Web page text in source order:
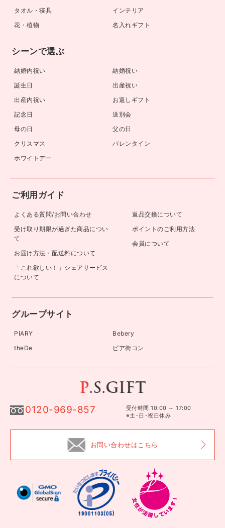
タオル・寝具
インテリア
花・植物
名入れギフト
シーンで選ぶ
結婚内祝い
結婚祝い
誕生日
出産祝い
出産内祝い
お返しギフト
記念日
送別会
母の日
父の日
クリスマス
バレンタイン
ホワイトデー
ご利用ガイド
よくある質問/お問い合わせ
受け取り期限が過ぎた商品につい
て
お届け方法・配送料について
「これ欲しい！」シェアサービス
について
返品交換について
ポイントのご利用方法
会員について
グループサイト
PIARY
Bebery
theDe
ピア街コン
0120-969-857
受付時間 10:00 ～ 17:00
※土･日･祝日休み
お問い合わせはこちら